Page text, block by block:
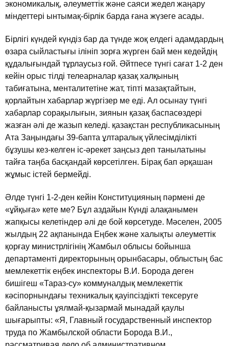
экономикалық, әлеуметтiк және саяси жедел жаңару
мiндеттерi ынтымақ-бiрлiк барда ғана жүзеге асады.
Бiрлiгi күндей күндiз бар да түнде жоқ елдегi адамдардың
өзара сыйластығы iлiнiп зорға жүрген бай мен кедейдiң
құдалығындай тұрлаусыз ғой. Әйтпесе түнгi сағат 1-2 ден
кейiн орыс тiлдi телеарналар қазақ халқының
табиғатына, менталитетiне жат, тiптi мазақтайтын,
қорлайтын хабарлар жүргiзер ме едi. Ал осынау түнгi
хабарлар сорақылығын, зиянын қазақ баспасөздерi
жазған әлi де жазып келедi. қазақстан республикасының
Ата Заңындағы 39-бапта ұлтаралық үйлесiмдiлiктi
бұзушы кез-келген iс-әрекет заңсыз деп танылатыны
тайға таңба басқандай көрсетiлген. Бiрақ бап әрқашан
жұмыс iстей бермейдi.
Әлде түнгi 1-2-ден кейiн Конституцияның пәрменi де
«ұйқыға» кете ме? Бұл аздайын Күндi алақанымен
жапқысы келетiндер әлi де бой көрсетуде. Мәселен, 2005
жылдың 22 ақпанында Еңбек және халықты әлеуметтiк
қорғау министрлiгiнiң Жамбыл облысы бойынша
департаментi директорының орынбасары, облыстың бас
мемлекеттiк еңбек инспекторы В.И. Борода деген
бишiгеш «Тараз-су» коммуналдық мемлекеттiк
кәсiпорнындағы техникалық қауiпсiздiктi тексеруге
байланысты ұялмай-қызармай мынадай қаулы
шығарыпты: «Я, Главный государственный инспектор
труда по Жамбылской области Борода В.И.,